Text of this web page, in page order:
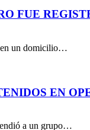
FUE
en un domicilio…
EN
a un grupo…